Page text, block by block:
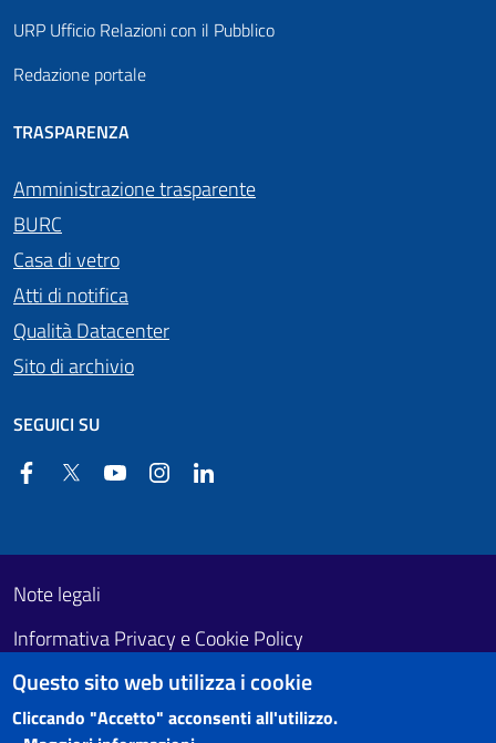
URP Ufficio Relazioni con il Pubblico
Redazione portale
TRASPARENZA
Amministrazione trasparente
BURC
Casa di vetro
Atti di notifica
Qualità Datacenter
Sito di archivio
SEGUICI SU
FacebookTwitter YouTube Instagram
Footer First
Useful links section
Note legali
Informativa Privacy e Cookie Policy
Obiettivi di accessibilità
Questo sito web utilizza i cookie
Cliccando "Accetto" acconsenti all'utilizzo.